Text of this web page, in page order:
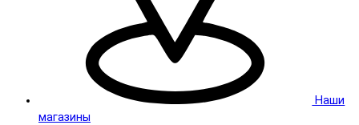
Наши
магазины